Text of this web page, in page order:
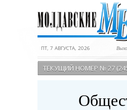
ПТ, 7 АВГУСТА, 2026
ТЕКУЩИЙ НОМЕР № 27